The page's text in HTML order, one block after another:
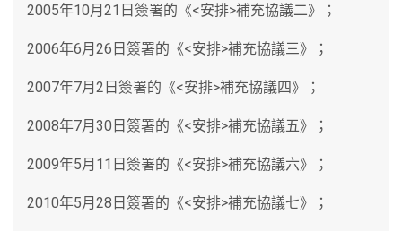
2005年10月21日簽署的《<安排>補充協議二》；
2006年6月26日簽署的《<安排>補充協議三》；
2007年7月2日簽署的《<安排>補充協議四》；
2008年7月30日簽署的《<安排>補充協議五》；
2009年5月11日簽署的《<安排>補充協議六》；
2010年5月28日簽署的《<安排>補充協議七》；